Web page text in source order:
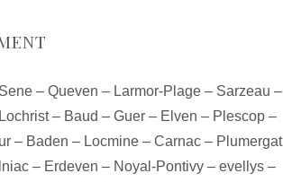
Sene – Queven – Larmor-Plage – Sarzeau –
– Baud – Guer– Elven – Plescop–
– Baden – Locmine – Carnac – Plumergat
– Erdeven – Noyal-Pontivy – evellys –